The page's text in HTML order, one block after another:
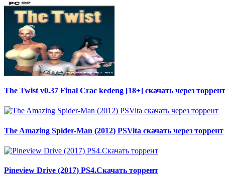
The Twist v0.37 Final Crac kedeng [18+] скачать через торрент
The Amazing Spider-Man (2012) PSVita скачать через торрент
Pineview Drive (2017) PS4.Скачать торрент